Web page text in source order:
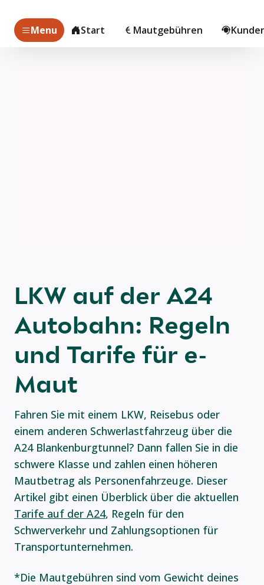
Menu Start Mautgebühren
LKW auf der A24
Autobahn: Regeln
und Tarife für e-
Maut
Fahren Sie mit einem LKW, Reisebus oder
einem anderen Schwerlastfahrzeug über die
A24 Blankenburgtunnel? Dann fallen Sie in die
schwere Klasse und zahlen einen höheren
Mautbetrag als Personenfahrzeuge. Dieser
Artikel gibt einen Überblick über die aktuellen
Tarife auf der A24, Regeln für den
Schwerverkehr und Zahlungsoptionen für
Transportunternehmen.
*Die Mautgebühren sind vom Gewicht deines